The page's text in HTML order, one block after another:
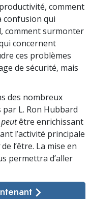
comment
confusion qui
comment surmonter
concernent
ces problèmes
de sécurité, mais
des nombreux
L. Ron Hubbard
peutêtre enrichissant
l’activité principale
de l’être. La mise en
permettra d’aller